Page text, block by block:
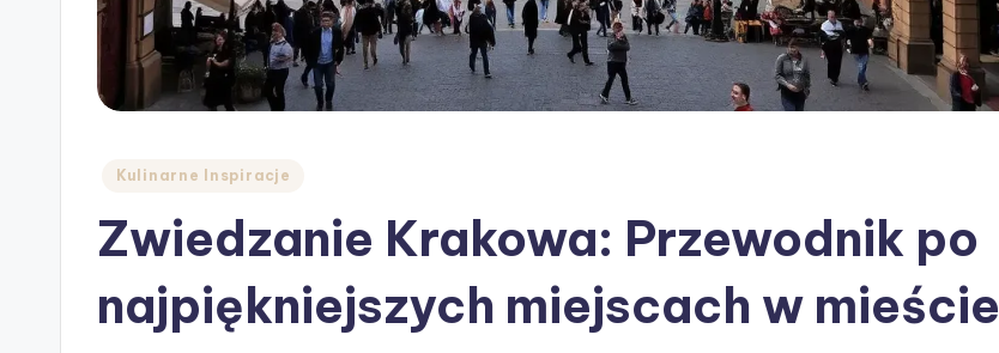
Posted
Kulinarne Inspiracje
Zwiedzanie Krakowa: Przewodnik po
najpiękniejszych miejscach w mieście